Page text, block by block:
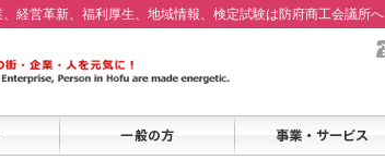
経営革新、福利厚生、地域情報、検定試験は防府商工会議所へ